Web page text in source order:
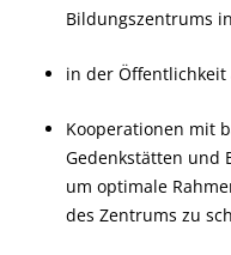
Bildungszentrums
in der
Kooperationen mit
Gedenkstätten und
um optimale
des Zentrums zu